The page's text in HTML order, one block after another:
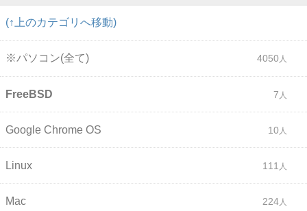
(↑上のカテゴリへ移動)
※パソコン(全て) 4050
FreeBSD 7
Google Chrome OS 10
Linux 111
Mac 224